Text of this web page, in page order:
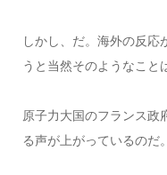
しかし、だ。海外の反応
うと当然そのようなこと
原子力大国のフランス政
る声が上がっているのだ。